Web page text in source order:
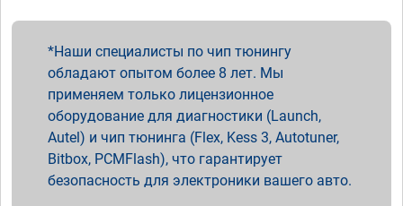
Наши специалисты по чип тюнингу
обладают опытом более 8 лет. Мы
применяем только лицензионное
оборудование для диагностики (Launch,
Autel) и чип тюнинга (Flex, Kess 3, Autotuner,
Bitbox, PCMFlash), что гарантирует
безопасность для электроники вашего авто.